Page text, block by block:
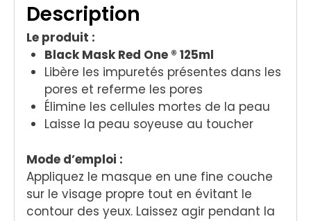
Description
Le produit :
Black Mask Red One ® 125ml
Libère les impuretés présentes dans les
pores et referme les pores
Élimine les cellules mortes de la peau
Laisse la peau soyeuse au toucher
Mode d’emploi :
Appliquez le masque en une fine couche
sur le visage propre tout en évitant le
contour des yeux. Laissez agir pendant la